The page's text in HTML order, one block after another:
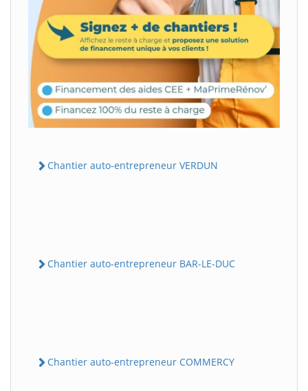
Chantier auto-entrepreneur VERDUN
Chantier auto-entrepreneur BAR-LE-DUC
Chantier auto-entrepreneur COMMERCY